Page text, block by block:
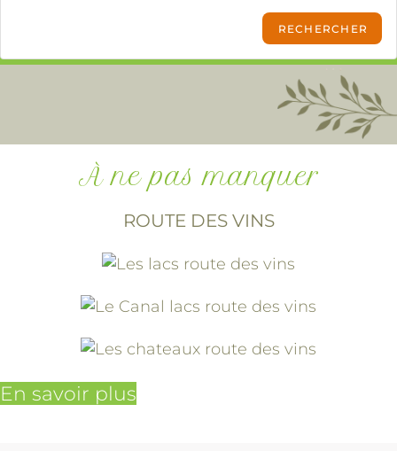
À ne pas manquer
ROUTE DES VINS
En savoir plus